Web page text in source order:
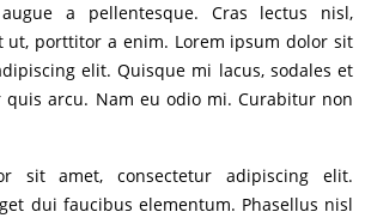
a pellentesque. Cras lectus nisl,
ut, porttitor a enim. Lorem ipsum dolor sit
elit. Quisque mi lacus, sodales et
arcu. Nam eu odio mi. Curabitur non
sit amet, consectetur adipiscing elit.
dui faucibus elementum. Phasellus nisl